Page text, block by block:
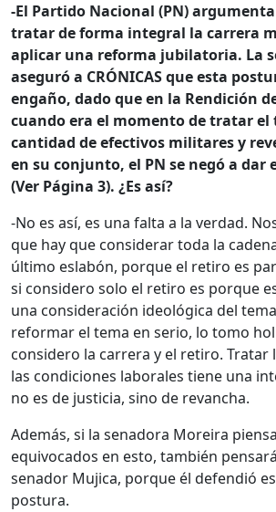
-El Partido Nacional (PN)
tratar de forma integral la carrera
aplicar una reforma jubilatoria. La
aseguró a CRÓNICAS que esta
engaño, dado que en la Rendición
cuando era el momento de tratar el
cantidad de efectivos militares y
en su conjunto, el PN se negó a dar
(Ver Página 3). ¿Es así?
-No es así, es una falta a la verdad.
que hay que considerar toda la
último eslabón, porque el retiro es
si considero solo el retiro es porque
una consideración ideológica del
reformar el tema en serio, lo tomo
considero la carrera y el retiro. Tratar
las condiciones laborales tiene una
no es de justicia, sino de revancha.
Además, si la senadora Moreira
equivocados en esto, también
senador Mujica, porque él defendió
postura.